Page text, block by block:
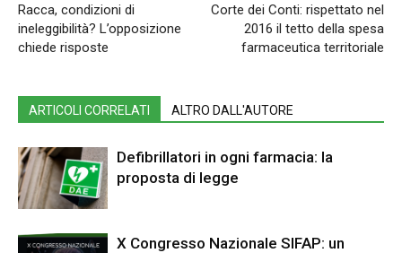
Racca, condizioni di
ineleggibilità? L’opposizione
chiede risposte
Corte dei Conti: rispettato nel
2016 il tetto della spesa
farmaceutica territoriale
ARTICOLI CORRELATI ALTRO DALL'AUTORE
Defibrillatori in ogni farmacia: la
proposta di legge
X Congresso Nazionale SIFAP: un